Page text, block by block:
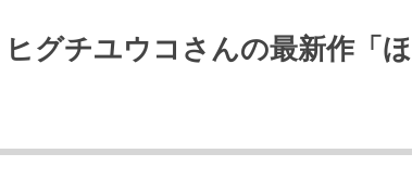
グチユウコさんの最新作「ほ